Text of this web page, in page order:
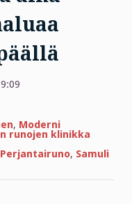
, Moderni
runojen klinikka
Perjantairuno, Samuli